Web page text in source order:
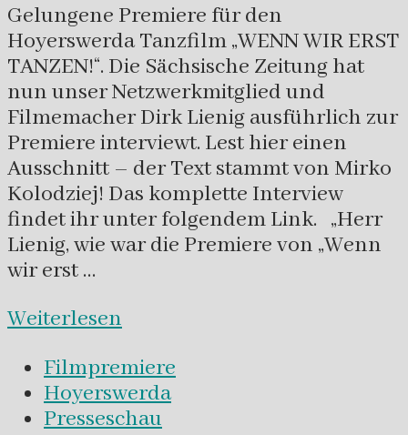
Gelungene Premiere für den
Hoyerswerda Tanzfilm „WENN WIR ERST
TANZEN!“. Die Sächsische Zeitung hat
nun unser Netzwerkmitglied und
Filmemacher Dirk Lienig ausführlich zur
Premiere interviewt. Lest hier einen
Ausschnitt – der Text stammt von Mirko
Kolodziej! Das komplette Interview
findet ihr unter folgendem Link. „Herr
Lienig, wie war die Premiere von „Wenn
wir erst …
Weiterlesen
Filmpremiere
Hoyerswerda
Presseschau